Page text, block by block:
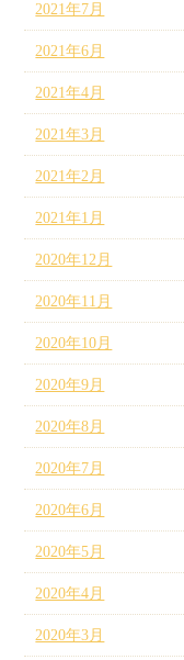
2021年7月
2021年6月
2021年4月
2021年3月
2021年2月
2021年1月
2020年12月
2020年11月
2020年10月
2020年9月
2020年8月
2020年7月
2020年6月
2020年5月
2020年4月
2020年3月